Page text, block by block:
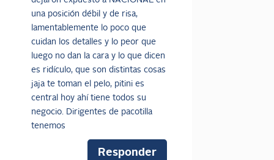
una posición débil y de risa,
lamentablemente lo poco que
cuidan los detalles y lo peor que
luego no dan la cara y lo que dicen
es ridículo, que son distintas cosas
jaja te toman el pelo, pitini es
central hoy ahí tiene todos su
negocio. Dirigentes de pacotilla
tenemos
Responder